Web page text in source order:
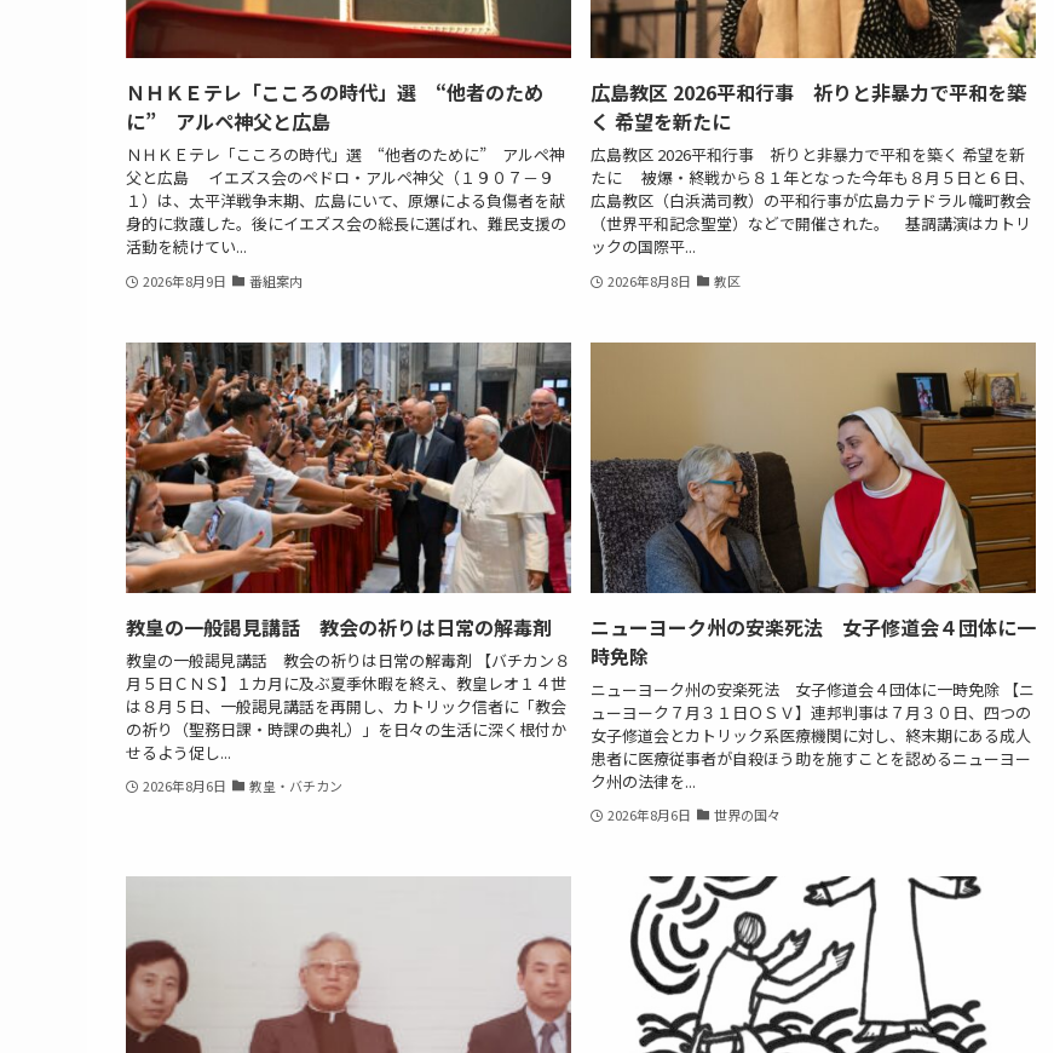
ＮＨＫＥテレ「こころの時代」選 “他者のため
に” アルペ神父と広島
ＮＨＫＥテレ「こころの時代」選 “他者のために” アルペ神
父と広島 イエズス会のペドロ・アルペ神父（１９０７－９
１）は、太平洋戦争末期、広島にいて、原爆による負傷者を献
身的に救護した。後にイエズス会の総長に選ばれ、難民支援の
活動を続けてい...
2026年8月9日 番組案内
広島教区 2026平和行事 祈りと非暴力で平和を築
く 希望を新たに
広島教区 2026平和行事 祈りと非暴力で平和を築く 希望を新
たに 被爆・終戦から８１年となった今年も８月５日と６日、
広島教区（白浜満司教）の平和行事が広島カテドラル幟町教会
（世界平和記念聖堂）などで開催された。 基調講演はカトリ
ックの国際平...
2026年8月8日 教区
教皇の一般謁見講話 教会の祈りは日常の解毒剤
教皇の一般謁見講話 教会の祈りは日常の解毒剤 【バチカン８
月５日ＣＮＳ】１カ月に及ぶ夏季休暇を終え、教皇レオ１４世
は８月５日、一般謁見講話を再開し、カトリック信者に「教会
の祈り（聖務日課・時課の典礼）」を日々の生活に深く根付か
せるよう促し...
2026年8月6日 教皇・バチカン
ニューヨーク州の安楽死法 女子修道会４団体に一
時免除
ニューヨーク州の安楽死法 女子修道会４団体に一時免除 【ニ
ューヨーク７月３１日ＯＳＶ】連邦判事は７月３０日、四つの
女子修道会とカトリック系医療機関に対し、終末期にある成人
患者に医療従事者が自殺ほう助を施すことを認めるニューヨー
ク州の法律を...
2026年8月6日 世界の国々